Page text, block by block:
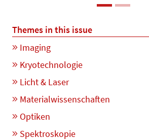
Themes in this issue
Imaging
Kryotechnologie
Licht & Laser
Materialwissenschaften
Optiken
Spektroskopie